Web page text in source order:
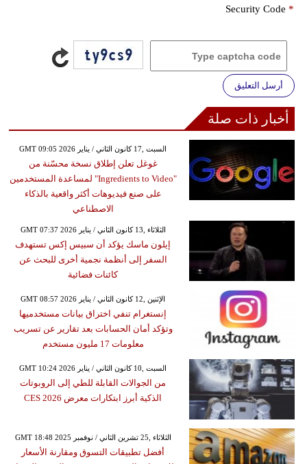
Security Code *
أرسل التعليق
أخبار ذات صلة
GMT 09:05 2026 السبت ,17 كانون الثاني / يناير
غوغل تعلن إطلاق نسخة محسّنة من
"Ingredients to Video" لمساعدة المستخدمين
على صنع فيديوهات أكثر واقعية بالذكاء
الاصطناعي
GMT 07:37 2026 الثلاثاء ,13 كانون الثاني / يناير
إيلون ماسك يؤكد أن سبيس إكس تستهدف
السفر إلى أنظمة نجمية أخرى للبحث عن
كائنات فضائية
GMT 08:57 2026 الإثنين ,12 كانون الثاني / يناير
إنستغرام تنفي اختراق بيانات مستخدميها
وتؤكد أمان الحسابات بعد تقارير عن تسريب
معلومات 17 مليون مستخدم
GMT 10:24 2026 السبت ,10 كانون الثاني / يناير
من الجوالات القابلة للطي إلى الروبوتات
الذكية أبرز ابتكارات معرض CES 2026
GMT 18:48 2025 الثلاثاء ,25 تشرين الثاني / نوفمبر
أفضل تطبيقات التسوق ومقارنة الأسعار